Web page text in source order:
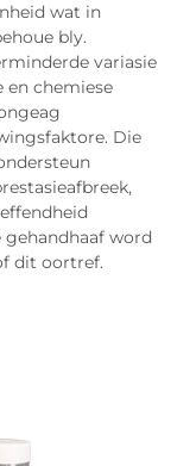
wat in
bly.
variasie
en chemiese
Die
word
dit oortref.